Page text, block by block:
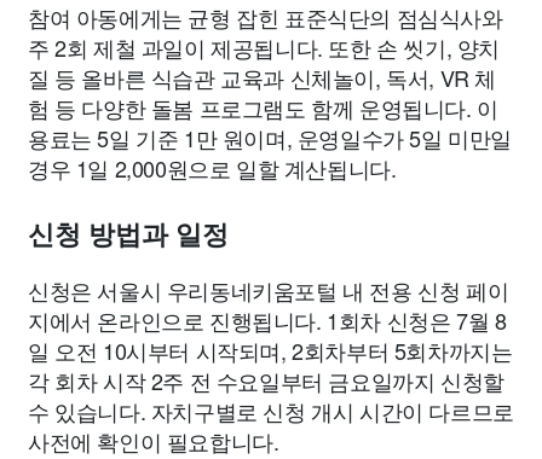
참여 아동에게는 균형 잡힌 표준식단의 점심식사와
주 2회 제철 과일이 제공됩니다. 또한 손 씻기, 양치
질 등 올바른 식습관 교육과 신체놀이, 독서, VR 체
험 등 다양한 돌봄 프로그램도 함께 운영됩니다. 이
용료는 5일 기준 1만 원이며, 운영일수가 5일 미만일
경우 1일 2,000원으로 일할 계산됩니다.
신청 방법과 일정
신청은 서울시 우리동네키움포털 내 전용 신청 페이
지에서 온라인으로 진행됩니다. 1회차 신청은 7월 8
일 오전 10시부터 시작되며, 2회차부터 5회차까지는
각 회차 시작 2주 전 수요일부터 금요일까지 신청할
수 있습니다. 자치구별로 신청 개시 시간이 다르므로
사전에 확인이 필요합니다.